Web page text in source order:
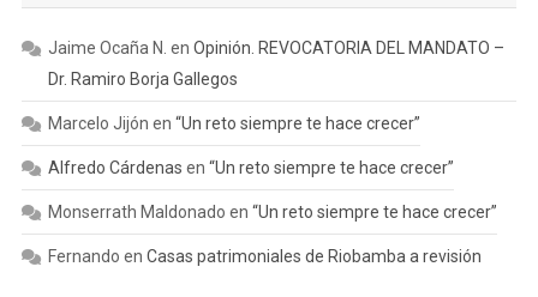
Jaime Ocaña N. en Opinión. REVOCATORIA DEL MANDATO –
Dr. Ramiro Borja Gallegos
Marcelo Jijón en “Un reto siempre te hace crecer”
Alfredo Cárdenas en “Un reto siempre te hace crecer”
Monserrath Maldonado en “Un reto siempre te hace crecer”
Fernando en Casas patrimoniales de Riobamba a revisión